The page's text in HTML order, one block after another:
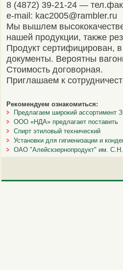
8 (4872) 39-21-24 —
e-mail: kac2005@rambler.ru
Мы вышлем
нашей продукции, также
Продукт сертифицирован,
документы. Вероятны
Стоимость договорная.
Приглашаем к
Рекомендуем ознакомиться:
Предлагаем широкий ассортимент
ООО «НДА» предлагает поставить
Спирт этиловый технический
Установки для гигиенизации и
ОАО "Алейскзернопродукт" им.